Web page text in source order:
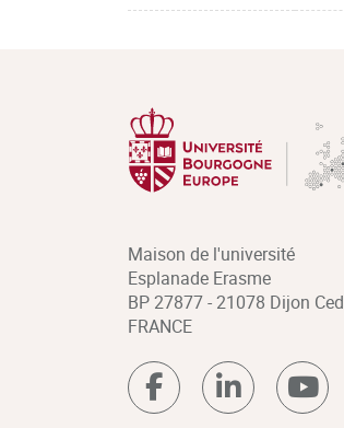
Maison de l'université
Esplanade Erasme
BP 27877 - 21078 Dijon
FRANCE